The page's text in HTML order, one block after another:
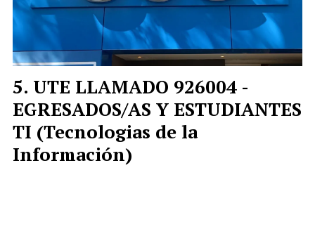
UTE LLAMADO 926004 -
EGRESADOS/AS Y ESTUDIANTES
TI (Tecnologias de la
Información)